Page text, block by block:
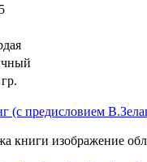
(с предисловием
книги изображение